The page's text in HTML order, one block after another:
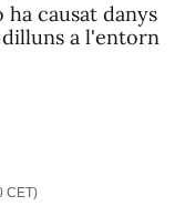
causat danys
a l'entorn
CET)